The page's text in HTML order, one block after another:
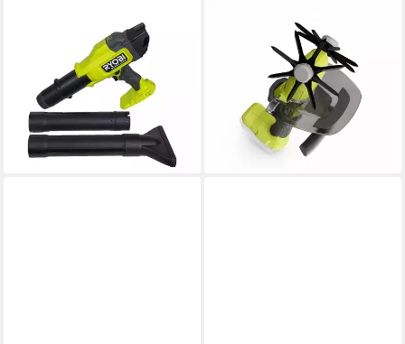
Akku-Laubbläser Ryobi 18V
ONE+ HP – Kompakter
bürstenloser Gebläse, (1 St)
113,90 €
10,40 €mtl. in 12 Raten
lieferbar - in 3-4 Werktagen bei dir
Gartenpflege-Set Ryobi
RY18HCA-0 Akku Kultivator
18 V ONE+ für Erde und
116,38 €
10,63 €mtl. in 12 Raten
lieferbar - in 3-4 Werktagen bei dir